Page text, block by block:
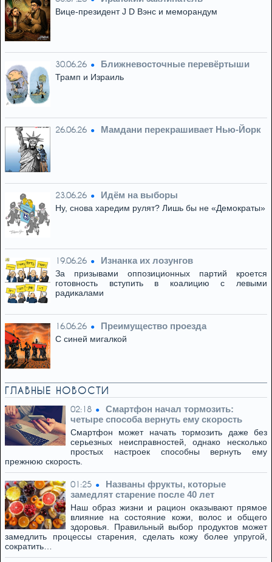
Вице-президент J D Вэнс и меморандум
30.06.26 Ближневосточные перевёртыши
Трамп и Израиль
26.06.26 Мамдани перекрашивает Нью-Йорк
23.06.26 Идём на выборы
Ну, снова харедим рулят? Лишь бы не «Демократы»
19.06.26 Изнанка их лозунгов
За призывами оппозиционных партий кроется
готовность вступить в коалицию с левыми
радикалами
16.06.26 Преимущество проезда
С синей мигалкой
ГЛАВНЫЕ НОВОСТИ
02:18
Смартфон начал тормозить:
четыре способа вернуть ему скорость
Смартфон может начать тормозить даже без
серьезных неисправностей, однако несколько
простых настроек способны вернуть ему
прежнюю скорость.
01:25
Названы фрукты, которые
замедлят старение после 40 лет
Наш образ жизни и рацион оказывают прямое
влияние на состояние кожи, волос и общего
здоровья. Правильный выбор продуктов может
замедлить процессы старения, сделать кожу более упругой,
сократить…